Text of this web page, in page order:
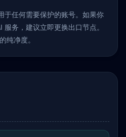
于任何需要保护的账号。如果你
务，建议立即更换出口节点。
纯净度。